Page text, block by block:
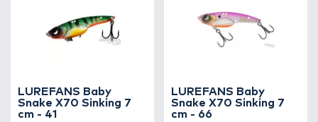
LUREFANS Baby
Snake X70 Sinking 7
cm - 41
LUREFANS Baby
Snake X70 Sinking 7
cm - 66